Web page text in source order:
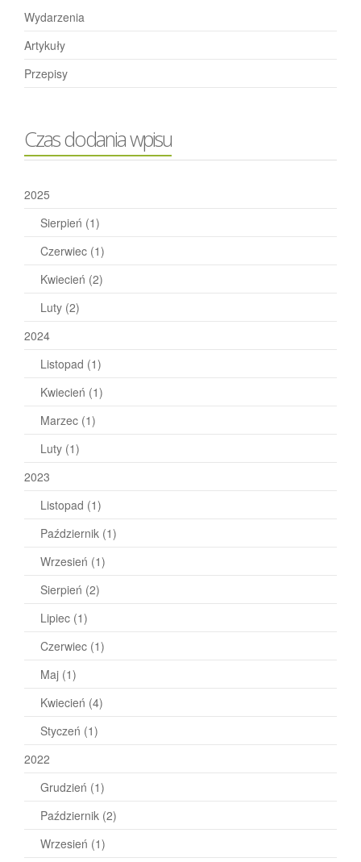
Wydarzenia
Artykuły
Przepisy
Czas dodania wpisu
2025
Sierpień (1)
Czerwiec (1)
Kwiecień (2)
Luty (2)
2024
Listopad (1)
Kwiecień (1)
Marzec (1)
Luty (1)
2023
Listopad (1)
Październik (1)
Wrzesień (1)
Sierpień (2)
Lipiec (1)
Czerwiec (1)
Maj (1)
Kwiecień (4)
Styczeń (1)
2022
Grudzień (1)
Październik (2)
Wrzesień (1)